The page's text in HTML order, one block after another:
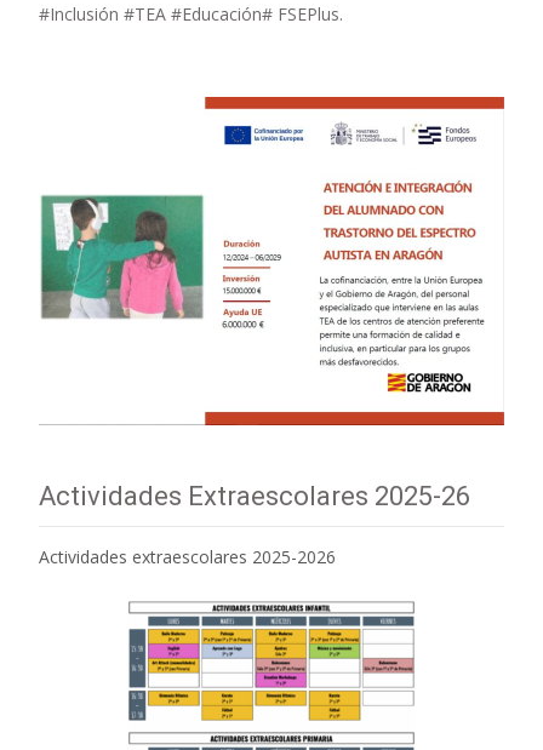
#Inclusión #TEA #Educación# FSEPlus.
Actividades Extraescolares 2025-26
Actividades extraescolares 2025-2026